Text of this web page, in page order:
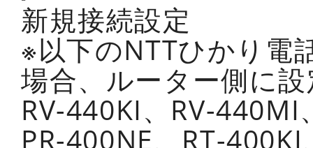
新規接続設定
※以下のNTTひかり電
場合、ルーター側に
RV-440KI、RV-440MI
PR-400NE、RT-